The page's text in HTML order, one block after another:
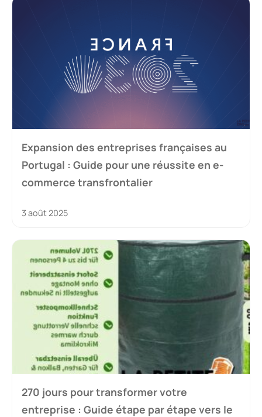
Expansion des entreprises françaises au
Portugal : Guide pour une réussite en e-
commerce transfrontalier
3 août 2025
270 jours pour transformer votre
entreprise : Guide étape par étape vers le